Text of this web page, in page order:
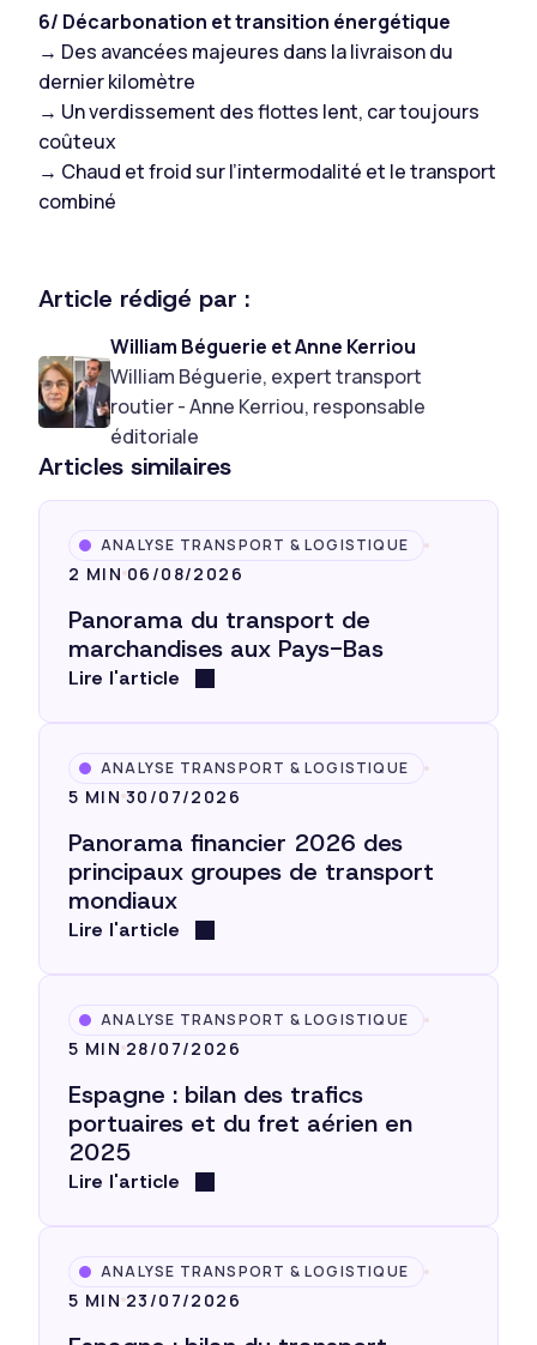
Article rédigé par :
William Béguerie et Anne Kerriou
William Béguerie, expert transport
routier - Anne Kerriou, responsable
éditoriale
Articles similaires
ANALYSE TRANSPORT & LOGISTIQUE
2 MIN 06/08/2026
Panorama du transport de
marchandises aux Pays-Bas
Lire l'article
ANALYSE TRANSPORT & LOGISTIQUE
5 MIN 30/07/2026
Panorama financier 2026 des
principaux groupes de transport
mondiaux
Lire l'article
ANALYSE TRANSPORT & LOGISTIQUE
5 MIN 28/07/2026
Espagne : bilan des trafics
portuaires et du fret aérien en
2025
Lire l'article
ANALYSE TRANSPORT & LOGISTIQUE
5 MIN 23/07/2026
6/ Décarbonation et transition énergétique
→ Des avancées majeures dans la livraison du
dernier kilomètre
→ Un verdissement des flottes lent, car toujours
coûteux
→ Chaud et froid sur l’intermodalité et le transport
combiné